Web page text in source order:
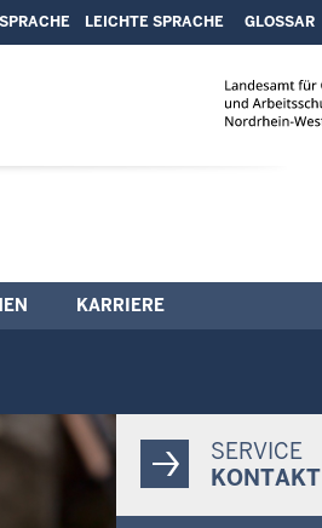
LEICHTE SPRACHE GLOSSAR
KARRIERE
SERVICE
KONTAKT